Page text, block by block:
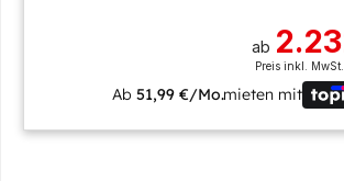
ab
Preis inkl.
Ab51,99 €/Mo.mieten mit